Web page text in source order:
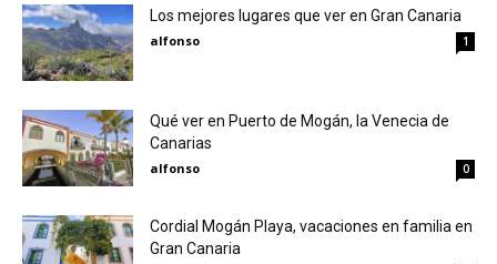
Los mejores lugares que ver en Gran Canaria
alfonso 1
Qué ver en Puerto de Mogán, la Venecia de
Canarias
alfonso 0
Cordial Mogán Playa, vacaciones en familia en
Gran Canaria